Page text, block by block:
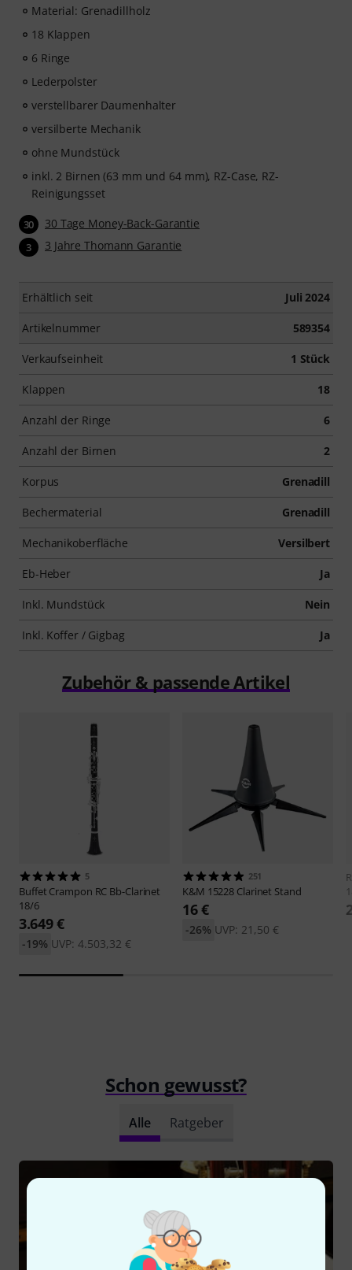
Material: Grenadillholz
18 Klappen
6 Ringe
Lederpolster
verstellbarer Daumenhalter
versilberte Mechanik
ohne Mundstück
inkl. 2 Birnen (63 mm und 64 mm), RZ-Case, RZ-
Reinigungsset
30 30 Tage Money-Back-Garantie
3 3 Jahre Thomann Garantie
Erhältlich seit Juli 2024
Artikelnummer 589354
Verkaufseinheit 1 Stück
Klappen 18
Anzahl der Ringe 6
Anzahl der Birnen 2
Korpus Grenadill
Bechermaterial Grenadill
Mechanikoberfläche Versilbert
Eb-Heber Ja
Inkl. Mundstück Nein
Inkl. Koffer / Gigbag Ja
Zubehör & passende Artikel
5
Buffet Crampon RC Bb-Clarinet
18/6
3.649 €
UVP: 4.503,32 €
-19%
251
K&M 15228 Clarinet Stand
16 €
UVP: 21,50 €
-26%
Schon gewusst?
Alle Ratgeber